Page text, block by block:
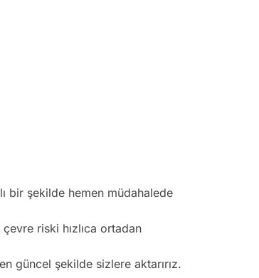
bir şekilde hemen müdahalede
riski hızlıca ortadan
güncel şekilde sizlere aktarırız.